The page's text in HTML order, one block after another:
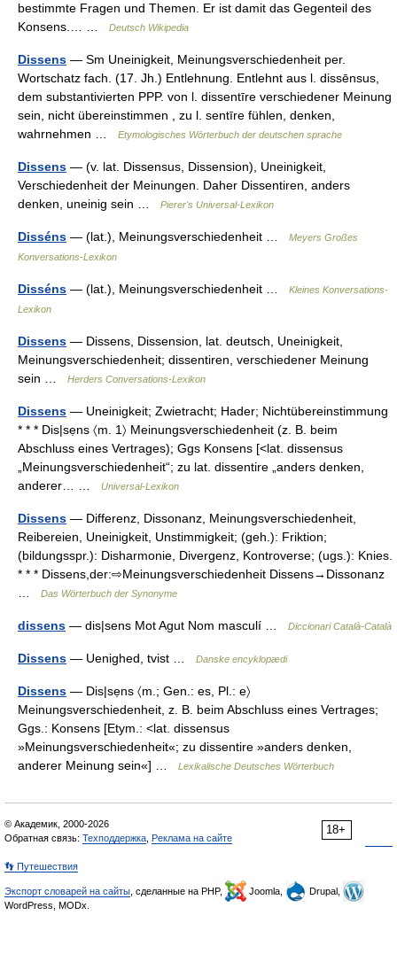
bestimmte Fragen und Themen. Er ist damit das Gegenteil des
Konsens.… …
Deutsch Wikipedia
Dissens — Sm Uneinigkeit, Meinungsverschiedenheit per.
Wortschatz fach. (17. Jh.) Entlehnung. Entlehnt aus l. dissēnsus,
dem substantivierten PPP. von l. dissentīre verschiedener Meinung
sein, nicht übereinstimmen , zu l. sentīre fühlen, denken,
wahrnehmen …
Etymologisches Wörterbuch der deutschen sprache
Dissens — (v. lat. Dissensus, Dissension), Uneinigkeit,
Verschiedenheit der Meinungen. Daher Dissentiren, anders
denken, uneinig sein …
Pierer's Universal-Lexikon
Disséns — (lat.), Meinungsverschiedenheit …
Meyers Großes
Konversations-Lexikon
Disséns — (lat.), Meinungsverschiedenheit …
Kleines Konversations-
Lexikon
Dissens — Dissens, Dissension, lat. deutsch, Uneinigkeit,
Meinungsverschiedenheit; dissentiren, verschiedener Meinung
sein …
Herders Conversations-Lexikon
Dissens — Uneinigkeit; Zwietracht; Hader; Nichtübereinstimmung
* * * Dis|sẹns 〈m. 1〉 Meinungsverschiedenheit (z. B. beim
Abschluss eines Vertrages); Ggs Konsens [<lat. dissensus
„Meinungsverschiedenheit“; zu lat. dissentire „anders denken,
anderer… …
Universal-Lexikon
Dissens — Differenz, Dissonanz, Meinungsverschiedenheit,
Reibereien, Uneinigkeit, Unstimmigkeit; (geh.): Friktion;
(bildungsspr.): Disharmonie, Divergenz, Kontroverse; (ugs.): Knies.
* * * Dissens,der:⇨Meinungsverschiedenheit Dissens→Dissonanz
Das Wörterbuch der Synonyme
dissens — dis|sens Mot Agut Nom masculí … Diccionari Català-Català
Dissens — Uenighed, tvist … Danske encyklopædi
Dissens — Dis|sẹns 〈m.; Gen.: es, Pl.: e〉
Meinungsverschiedenheit, z. B. beim Abschluss eines Vertrages;
Ggs.: Konsens [Etym.: <lat. dissensus
»Meinungsverschiedenheit«; zu dissentire »anders denken,
anderer Meinung sein«] …
Lexikalische Deutsches Wörterbuch
18+
© Академик, 2000-2026
Обратная связь: Техподдержка Реклама на сайте
👣 Путешествия
Экспорт словарей на сайты , сделанные на PHP, Joomla,
Drupal,
WordPress, MODx.